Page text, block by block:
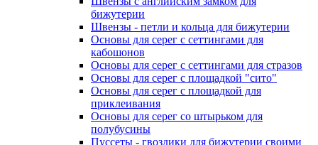
бижутерии
Швензы - петли и кольца для бижутерии
Основы для серег с сеттингами для
кабошонов
Основы для серег с сеттингами для стразов
Основы для серег с площадкой "сито"
Основы для серег с площадкой для
приклеивания
Основы для серег со штырьком для
полубусины
Пуссеты - гвоздики для бижутерии своими